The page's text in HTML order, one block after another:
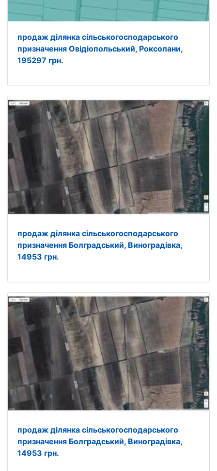
продаж ділянка сільськогосподарського
призначення Овідіопольський, Роксолани,
195297 грн.
продаж ділянка сільськогосподарського
призначення Болградський, Виноградівка,
14953 грн.
продаж ділянка сільськогосподарського
призначення Болградський, Виноградівка,
14953 грн.